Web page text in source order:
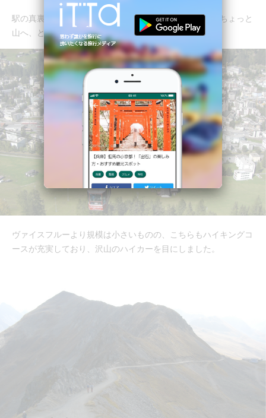
駅の真裏に乗り場があるので、ダヴォスで途中下車してちょっと
山へ、という方にもオススメです。
ヴァイスフルーより規模は小さいものの、こちらもハイキングコ
ースが充実しており、沢山のハイカーを目にしました。